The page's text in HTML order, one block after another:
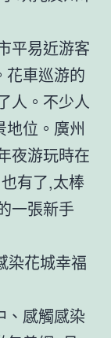
平易近游客
花車巡游的
人。不少人
地位。廣州
夜游玩時在
有了,太棒
一張新手
染花城幸福
、感觸感染